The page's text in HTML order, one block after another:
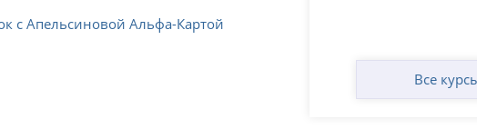
с Апельсиновой Альфа-Картой
Все